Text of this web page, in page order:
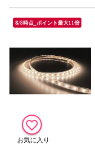
8/8時点_ポイント最大11倍